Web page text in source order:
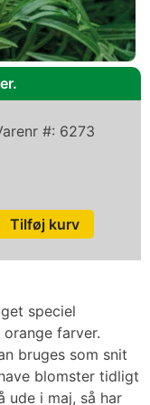
speciel
farver.
bruges som snit
blomster tidligt
ude i maj, så har
#: 6273